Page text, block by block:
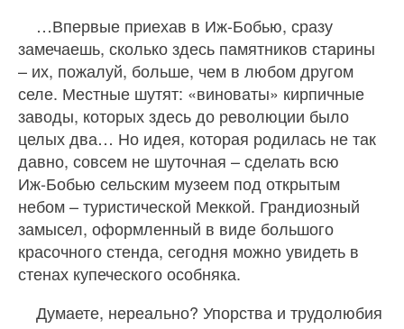
…Впервые приехав в Иж-Бобью, сразу
замечаешь, сколько здесь памятников старины
– их, пожалуй, больше, чем в любом другом
селе. Местные шутят: «виноваты» кирпичные
заводы, которых здесь до революции было
целых два… Но идея, которая родилась не так
давно, совсем не шуточная – сделать всю
Иж‑Бобью сельским музеем под открытым
небом – туристической Меккой. Грандиозный
замысел, оформленный в виде большого
красочного стенда, сегодня можно увидеть в
стенах купеческого особняка.
Думаете, нереально? Упорства и трудолюбия